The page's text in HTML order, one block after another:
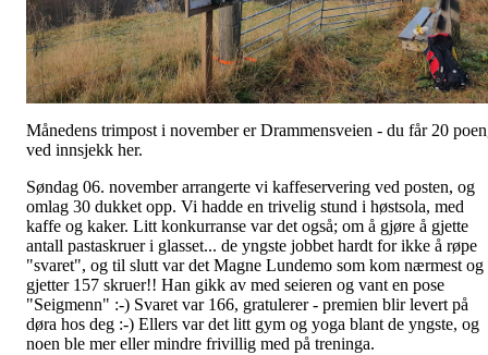
Månedens trimpost i november er Drammensveien - du får 20
ved innsjekk her.
Søndag 06. november arrangerte vi kaffeservering ved posten, og
omlag 30 dukket opp. Vi hadde en trivelig stund i høstsola, med
kaffe og kaker. Litt konkurranse var det også; om å gjøre å gjette
antall pastaskruer i glasset... de yngste jobbet hardt for ikke å røpe
"svaret", og til slutt var det Magne Lundemo som kom nærmest og
gjetter 157 skruer!! Han gikk av med seieren og vant en pose
"Seigmenn" :-) Svaret var 166, gratulerer - premien blir levert på
døra hos deg :-) Ellers var det litt gym og yoga blant de yngste, og
noen ble mer eller mindre frivillig med på treninga.